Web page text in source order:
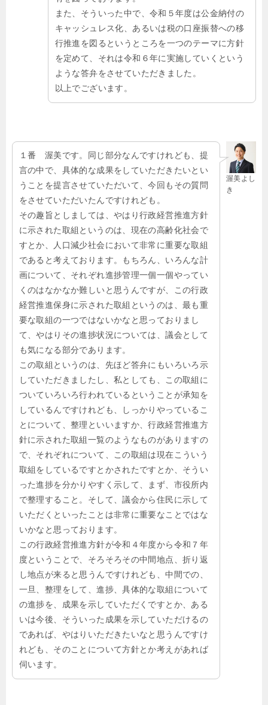
また、そういった中で、令和５年度は公金納付の
キャッシュレス化、あるいは税の口座振替への移
行推進を図るというところを一つのテーマに方針
を定めて、それは令和６年に実施していくという
ような答弁をさせていただきました。
以上でございます。
渥美よし
き
１番 渥美です。同じ部分なんですけれども、提
言の中で、具体的な成果をしていただきたいとい
うことを提言させていただいて、今回もその質問
をさせていただいたんですけれども。
その趣旨としましては、やはり行政経営推進方針
に示された取組というのは、現在の高齢化社会で
すとか、人口減少社会において非常に重要な取組
であると考えております。もちろん、いろんな計
画について、それぞれ進捗管理一個一個やってい
くのはなかなか難しいと思うんですが、この行政
経営推進保身に示された取組というのは、最も重
要な取組の一つではないかなと思っておりまし
て、やはりその進捗状況については、議会として
も気になる部分であります。
この取組というのは、先ほど答弁にもいろいろ示
していただきましたし、私としても、この取組に
ついていろいろ行われているということが承知を
しているんですけれども、しっかりやっているこ
とについて、整理といいますか、行政経営推進方
針に示された取組一覧のようなものがありますの
で、それぞれについて、この取組は現在こういう
取組をしているですとかされたですとか、そうい
った進捗を分かりやすく示して、まず、市役所内
で整理すること。そして、議会から住民に示して
いただくといったことは非常に重要なことではな
いかなと思っております。
この行政経営推進方針が令和４年度から令和７年
度ということで、そろそろその中間地点、折り返
し地点が来ると思うんですけれども、中間での、
一旦、整理をして、進捗、具体的な取組について
の進捗を、成果を示していただくですとか、ある
いは今後、そういった成果を示していただけるの
であれば、やはりいただきたいなと思うんですけ
れども、そのことについて方針とか考えがあれば
伺います。